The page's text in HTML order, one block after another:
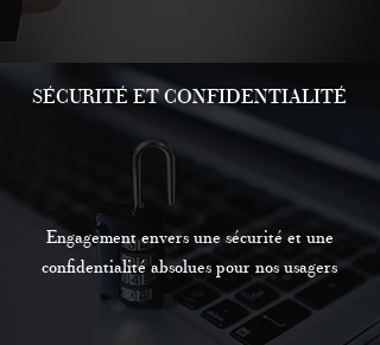
SÉCURITÉ ET CONFIDENTIALITÉ
Engagement envers une sécurité et une
confidentialité absolues pour nos usagers